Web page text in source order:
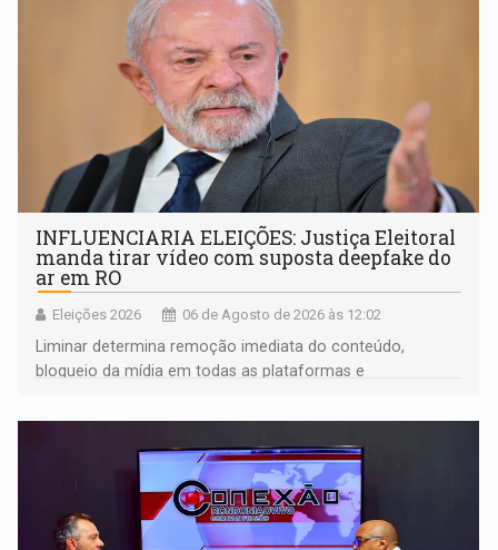
INFLUENCIARIA ELEIÇÕES: Justiça Eleitoral
manda tirar vídeo com suposta deepfake do
ar em RO
Eleições 2026 06 de Agosto de 2026 às 12:02
Liminar determina remoção imediata do conteúdo,
bloqueio da mídia em todas as plataformas e